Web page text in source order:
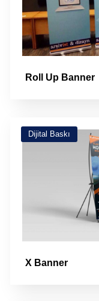
Roll Up Banner
Dijital Baskı
X Banner